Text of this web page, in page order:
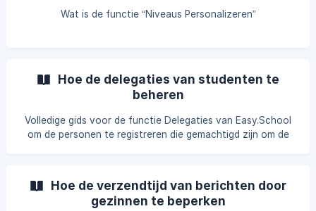
Wat is de functie “Niveaus Personalizeren”
Hoe de delegaties van studenten te
beheren
Volledige gids voor de functie Delegaties van Easy.School
om de personen te registreren die gemachtigd zijn om de
bekijken aan de educatortezijde en via de Easy Staff-app,
en het invoeren door familieleden via de browser en de
Hoe de verzendtijd van berichten door
gezinnen te beperken